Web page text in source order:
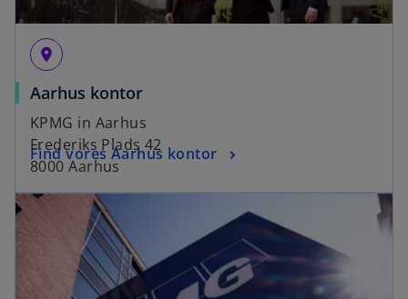
place
Aarhus kontor
KPMG in Aarhus
Frederiks Plads 42
8000 Aarhus
Find vores Aarhus kontor